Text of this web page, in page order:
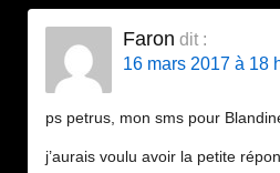
Faron dit :
16 mars 2017 à 18
ps petrus, mon sms pour
j’aurais voulu avoir la petite